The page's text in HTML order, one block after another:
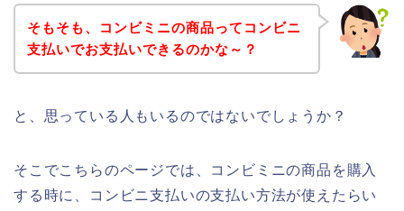
そもそも、コンビミニの商品ってコンビニ
支払いでお支払いできるのかな～？
と、思っている人もいるのではないでしょうか？
そこでこちらのページでは、コンビミニの商品を購入
する時に、コンビニ支払いの支払い方法が使えたらい